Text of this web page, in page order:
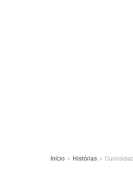
Início Histórias